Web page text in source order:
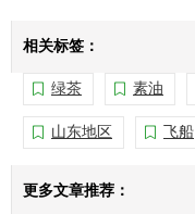
相关标签：
绿茶 素油
山东地区 飞船
更多文章推荐：